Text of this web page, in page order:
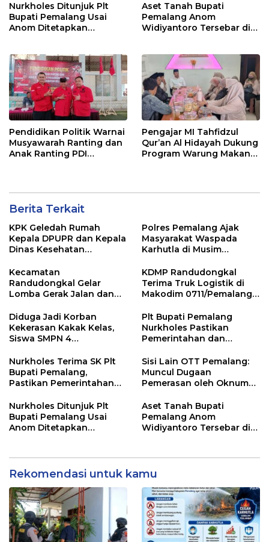
Nurkholes Ditunjuk Plt
Bupati Pemalang Usai
Anom Ditetapkan
Aset Tanah Bupati
Pemalang Anom
Widiyantoro Tersebar di
Pendidikan Politik Warnai
Musyawarah Ranting dan
Anak Ranting PDI
Pengajar MI Tahfidzul
Qur’an Al Hidayah Dukung
Program Warung Makan
Berita Terkait
KPK Geledah Rumah
Kepala DPUPR dan Kepala
Dinas Kesehatan
Polres Pemalang Ajak
Masyarakat Waspada
Karhutla di Musim
Kecamatan
Randudongkal Gelar
Lomba Gerak Jalan dan
HUT RI ke-81
KDMP Randudongkal
Terima Truk Logistik di
Makodim 0711/Pemalang
Desa
Diduga Jadi Korban
Kekerasan Kakak Kelas,
Siswa SMPN 4
Dunia
Plt Bupati Pemalang
Nurkholes Pastikan
Pemerintahan dan
Berjalan
Nurkholes Terima SK Plt
Bupati Pemalang,
Pastikan Pemerintahan
Sisi Lain OTT Pemalang:
Muncul Dugaan
Pemerasan oleh Oknum
Nurkholes Ditunjuk Plt
Bupati Pemalang Usai
Anom Ditetapkan
Aset Tanah Bupati
Pemalang Anom
Widiyantoro Tersebar di
Rekomendasi untuk kamu